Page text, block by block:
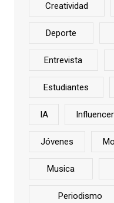
Creatividad
Deporte
Entrevista
Estudiantes
IA
Jóvenes
Musica
Periodismo